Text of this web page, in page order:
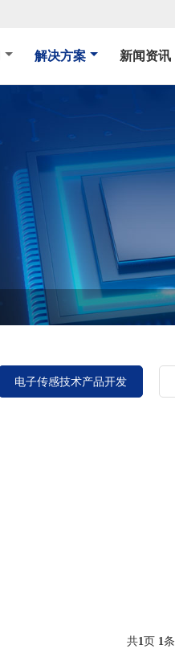
解决方案 新闻资讯
电子传感技术产品开发
共1页 1条